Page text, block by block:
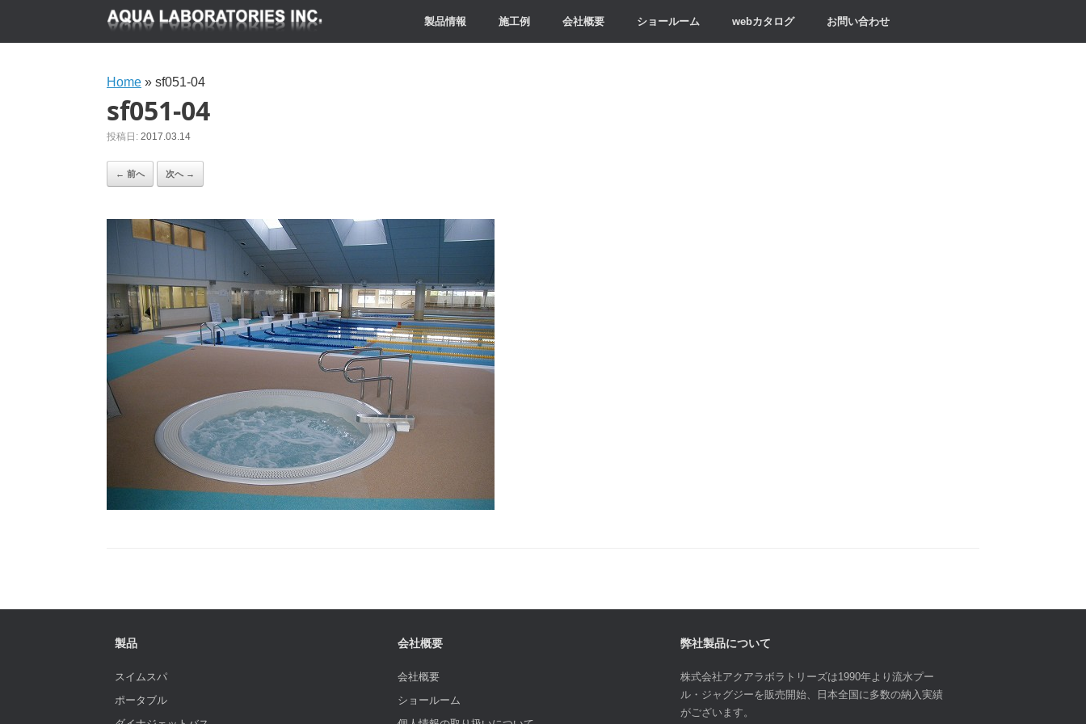
製品情報 施工例 会社概要 ショールーム webカタログ お問い合わせ
Home » sf051-04
sf051-04
投稿日: 2017.03.14
← 前へ 次へ →
製品
スイムスパ
ポータブル
会社概要
会社概要
ショールーム
弊社製品について
株式会社アクアラボラトリーズは1990年より流水プー
ル・ジャグジーを販売開始、日本全国に多数の納入実績
がございます。